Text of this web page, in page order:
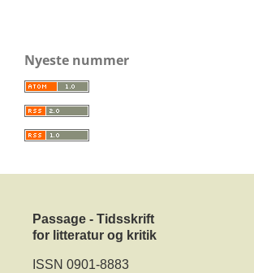
Nyeste nummer
Passage - Tidsskrift
for litteratur og kritik
ISSN 0901-8883